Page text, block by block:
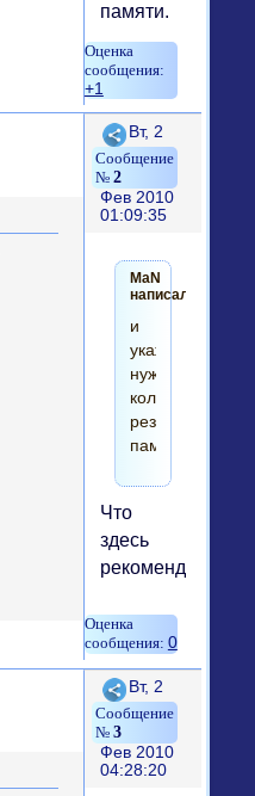
памяти.
+1
Поделиться
2
Вт, 2
Фев 2010
01:09:35
MaN
написал(а):
и
укажите
нужное
количество
резервируемой
памяти.
Что
здесь
0
Поделиться
3
Вт, 2
Фев 2010
04:28:20